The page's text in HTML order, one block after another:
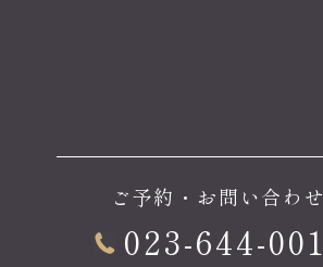
ご予約・お問い合わせ
023-644-